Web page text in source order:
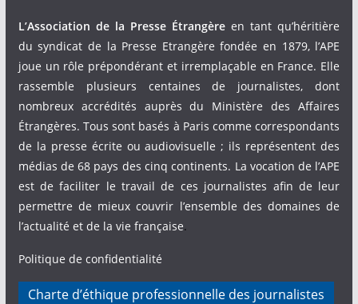
L’Association de la Presse Étrangèreen tant qu’héritière
du syndicat de la Presse Etrangère fondée en 1879, l’APE
joue un rôle prépondérant et irremplaçable en France. Elle
rassemble plusieurs centaines de journalistes, dont
nombreux accrédités auprès du Ministère des Affaires
Étrangères. Tous sont basés à Paris comme correspondants
de la presse écrite ou audiovisuelle ; ils représentent des
médias de 68 pays des cinq continents. La vocation de l’APE
est de faciliter le travail de ces journalistes afin de leur
permettre de mieux couvrir l’ensemble des domaines de
l’actualité et de la vie française.
Politique de confidentialité
Charte d’éthique professionnelle des journalistes